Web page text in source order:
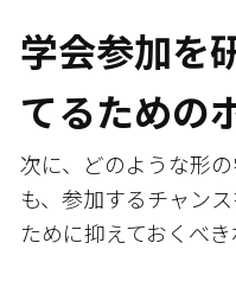
学会参加を
てるための
次に、どのような形
も、参加するチャン
ために抑えておくべき